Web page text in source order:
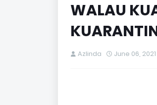
WALAU
Azlinda June 06, 2021